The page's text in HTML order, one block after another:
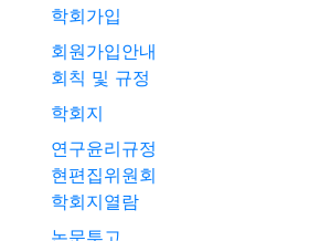
학회가입
회원가입안내
회칙 및 규정
학회지
연구윤리규정
현편집위원회
학회지열람
논문투고